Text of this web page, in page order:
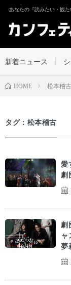
あなたの『読みたい・観た
新着ニュース
HOME 松本稽古
タグ：松本稽古
愛
劇
劇
ャ
夢